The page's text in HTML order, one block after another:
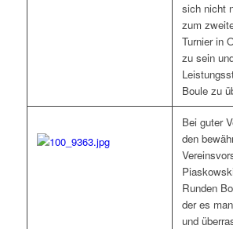
sich nicht
zum
Turnier in
zu sein
Boule zu
Bei guter
den
Runden
der es
und